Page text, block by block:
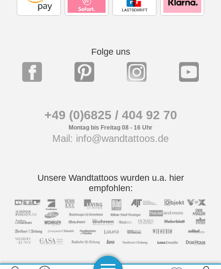
Folge uns
+49 (0)6825 / 404 92 70
Montag bis Freitag 08 - 16 Uhr
Mail: info@wandtattoos.de
Unsere Wandtattoos wurden u.a. hier
empfohlen: